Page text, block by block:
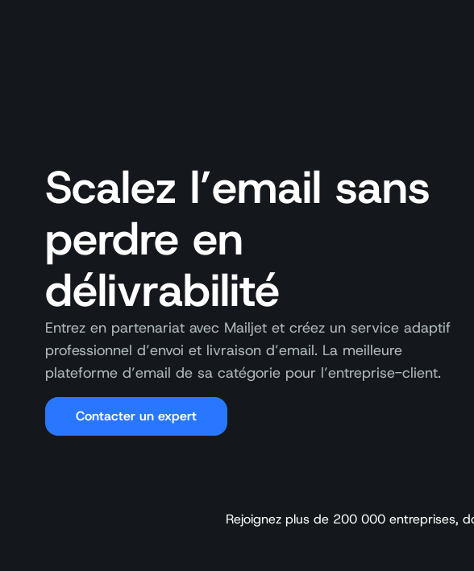
Scalez l’email sans
perdre en
délivrabilité
Entrez en partenariat avec Mailjet et créez un service adaptif
professionnel d’envoi et livraison d’email. La meilleure
plateforme d’email de sa catégorie pour l’entreprise-client.
Contacter un expert
Rejoignez plus de 200 000 entreprises,